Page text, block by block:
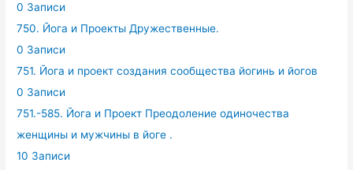
0 Записи
750. Йога и Проекты Дружественные.
0 Записи
751. Йога и проект создания сообщества йогинь и йогов
0 Записи
751.-585. Йога и Проект Преодоление одиночества
женщины и мужчины в йоге .
10 Записи